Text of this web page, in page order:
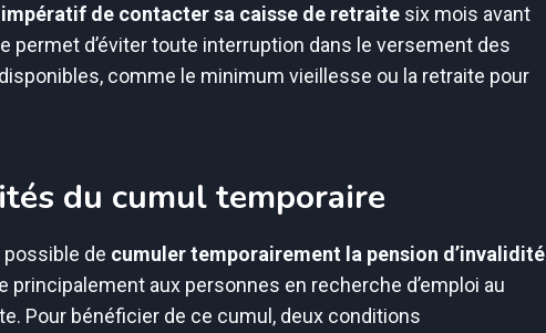
impératif de contacter sa caisse de retraite six mois avant
permet d’éviter toute interruption dans le versement des
comme le minimum vieillesse ou la retraite pour
du cumul temporaire
de cumuler temporairement la pension d’invalidité
principalement aux personnes en recherche d’emploi au
Pour bénéficier de ce cumul, deux conditions